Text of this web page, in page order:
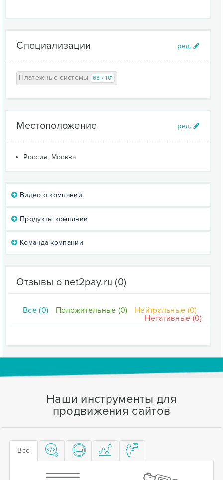
Специализации
Платежные системы 63 / 101
Местоположение
Россия, Москва
Видео о компании
Продукты компании
Команда компании
Отзывы о net2pay.ru (0)
Все (0) Положительные (0)
Нейтральные (0)
Негативные (0)
Наши инструменты для
продвижения сайтов
Все